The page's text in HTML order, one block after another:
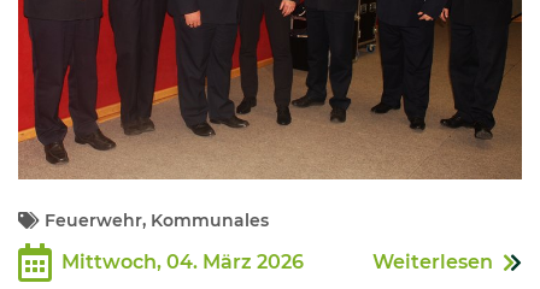
Feuerwehr, Kommunales
Mittwoch, 04. März 2026 Weiterlesen